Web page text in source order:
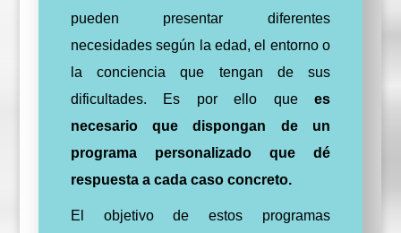
pueden presentar diferentes
necesidades según la edad, el entorno o
la conciencia que tengan de sus
dificultades. Es por ello quees
necesario que dispongan de un
programa personalizado que dé
respuesta a cada caso concreto.
El objetivo de estos programas